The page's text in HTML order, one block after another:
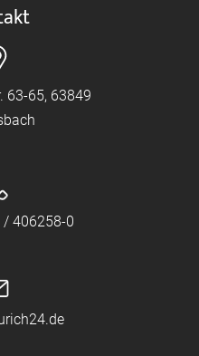
63-65, 63849
/ 406258-0